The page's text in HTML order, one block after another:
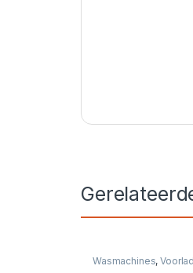
Wasmachines,